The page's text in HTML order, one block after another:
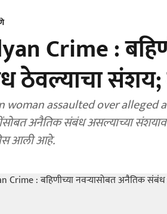
Crime :
ठेवल्याचा संशय;
woman assaulted over alleged
अनैतिक संबंध असल्याच्या
आली आहे.